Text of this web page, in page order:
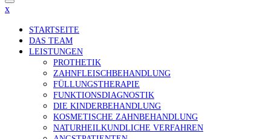
x
STARTSEITE
DAS TEAM
LEISTUNGEN
PROTHETIK
ZAHNFLEISCHBEHANDLUNG
FÜLLUNGSTHERAPIE
FUNKTIONSDIAGNOSTIK
DIE KINDERBEHANDLUNG
KOSMETISCHE ZAHNBEHANDLUNG
NATURHEILKUNDLICHE VERFAHREN